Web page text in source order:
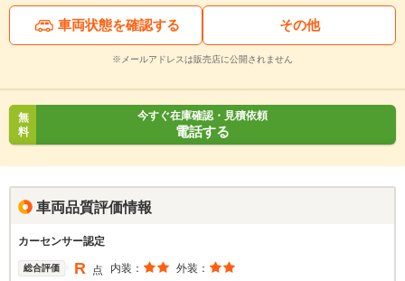
車両状態を確認する その他
※メールアドレスは販売店に公開されません
無
料
今すぐ在庫確認・見積依頼
電話する
車両品質評価情報
カーセンサー認定
総合評価 R 点 内装： 外装：